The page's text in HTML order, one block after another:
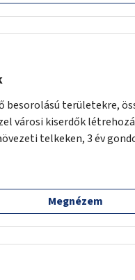
besorolású területekre,
városi kiserdők
telkeken, 3 év
Megnézem